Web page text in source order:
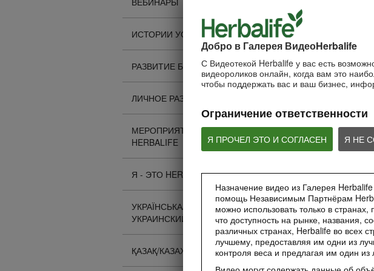
Добро в Галерея ВидеоHerbalife
С Видеотекой Herbalife у вас есть
видеороликов онлайн, когда вам это
чтобы поддержать вас и ваш бизнес,
Ограничение ответственности
Я ПРОЧЕЛ ЭТО И СОГЛАСЕН Я НЕ
Назначение видео из Галерея
помощь Независимым Партнёрам
можно использовать только в
что доступность на рынке, названия,
различных странах, Herbalife во всех
лучшему, предоставляя им одни из
контроля веса и предлагая им один
ИСТОРИИ УСПЕХА
РАЗВИТИЕ БИЗНЕСА
ЛИЧНОЕ РАЗВИТИЕ
МЕРОПРИЯТИЯ
HERBALIFE
Я - ЭТО HERBALIFE
УКРАЇНСЬКА/
УКРАИНСКИЙ
ҚАЗАҚ/КАЗАХСКИЙ
Ночной крем Herbalife SKIN
1:56:59
Антивозрастная сыворотка
ВЕБИНАРЫ
1:48:24
Вебинар «Галерея
Красоты как бизнес-
инструмент»
Практическое применение
уникального проекта в работе